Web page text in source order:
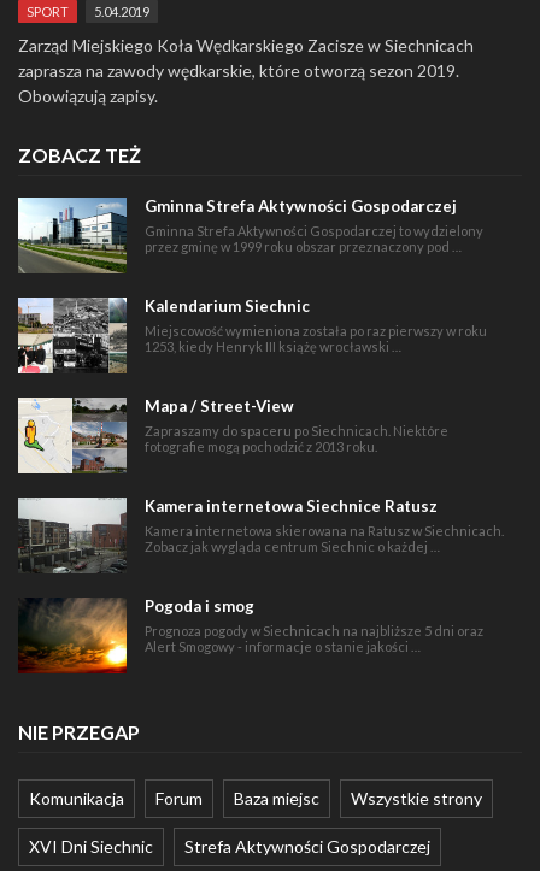
SPORT 5.04.2019
Zarząd Miejskiego Koła Wędkarskiego Zacisze w Siechnicach
zaprasza na zawody wędkarskie, które otworzą sezon 2019.
Obowiązują zapisy.
ZOBACZ TEŻ
Gminna Strefa Aktywności Gospodarczej
Gminna Strefa Aktywności Gospodarczej to wydzielony
przez gminę w 1999 roku obszar przeznaczony pod …
Kalendarium Siechnic
Miejscowość wymieniona została po raz pierwszy w roku
1253, kiedy Henryk III książę wrocławski …
Mapa / Street-View
Zapraszamy do spaceru po Siechnicach. Niektóre
fotografie mogą pochodzić z 2013 roku.
Kamera internetowa Siechnice Ratusz
Kamera internetowa skierowana na Ratusz w Siechnicach.
Zobacz jak wygląda centrum Siechnic o każdej …
Pogoda i smog
Prognoza pogody w Siechnicach na najbliższe 5 dni oraz
Alert Smogowy - informacje o stanie jakości …
NIE PRZEGAP
Komunikacja Forum Baza miejsc Wszystkie strony
XVI Dni Siechnic Strefa Aktywności Gospodarczej